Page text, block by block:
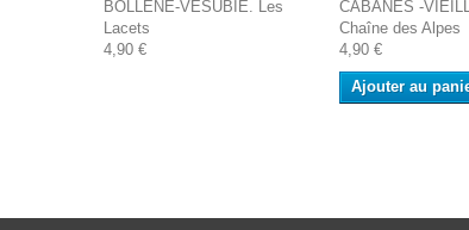
BOLLENE-VESUBIE. Les
Lacets
4,90 €
CABANES -
Chaîne des Alpes
4,90 €
Ajouter au